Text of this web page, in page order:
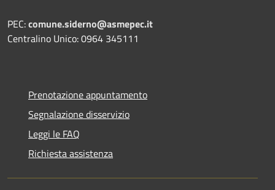
PEC:comune.siderno@asmepec.it
Centralino Unico: 0964 345111
Prenotazione appuntamento
Segnalazione disservizio
Leggi le FAQ
Richiesta assistenza